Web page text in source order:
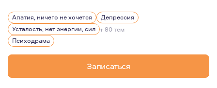
Я хорошо обучена этике, опираюсь на нее в
Прохожу личную психотерапию регулярно с 2018г. До
Это даёт мне возможность быть устойчивой с
Также я регулярно прохожу супервизии (это
Я нахожусь за пределами России, и у меня есть
Апатия, ничего не хочется
Депрессия
Усталость, нет энергии, сил + 80 тем
Психодрама
Записаться